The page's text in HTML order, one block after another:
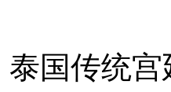
泰国传统